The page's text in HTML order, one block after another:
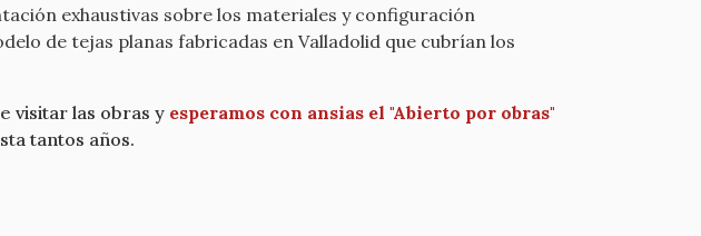
exhaustivas sobre los materiales y configuración
de tejas planas fabricadas en Valladolid que cubrían los
visitar las obras y esperamos con ansias el "Abierto por obras"
tantos años.